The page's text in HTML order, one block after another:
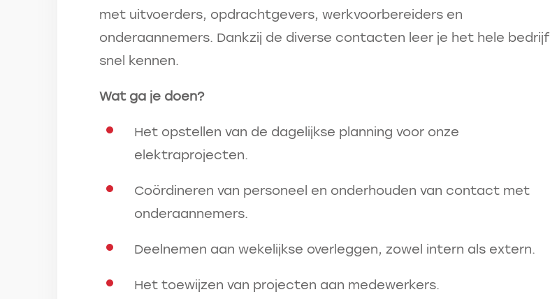
met uitvoerders, opdrachtgevers, werkvoorbereiders en
onderaannemers. Dankzij de diverse contacten leer je het hele bedrijf
snel kennen.
Wat ga je doen?
Het opstellen van de dagelijkse planning voor onze
elektraprojecten.
Coördineren van personeel en onderhouden van contact met
onderaannemers.
Deelnemen aan wekelijkse overleggen, zowel intern als extern.
Het toewijzen van projecten aan medewerkers.